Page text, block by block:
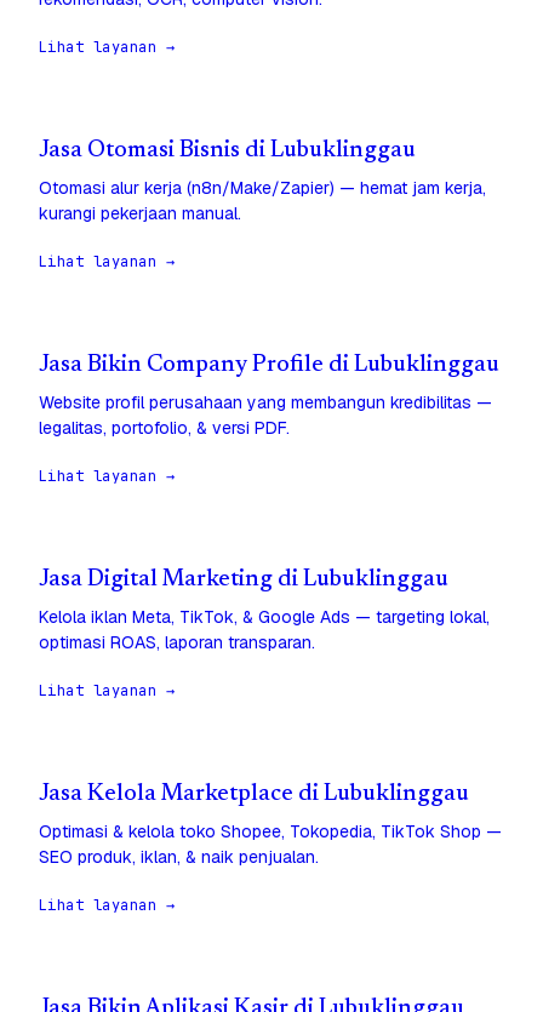
Lihat layanan →
Jasa Otomasi Bisnis di Lubuklinggau
Otomasi alur kerja (n8n/Make/Zapier) — hemat jam kerja,
kurangi pekerjaan manual.
Lihat layanan →
Jasa Bikin Company Profile di Lubuklinggau
Website profil perusahaan yang membangun kredibilitas —
legalitas, portofolio, & versi PDF.
Lihat layanan →
Jasa Digital Marketing di Lubuklinggau
Kelola iklan Meta, TikTok, & Google Ads — targeting lokal,
optimasi ROAS, laporan transparan.
Lihat layanan →
Jasa Kelola Marketplace di Lubuklinggau
Optimasi & kelola toko Shopee, Tokopedia, TikTok Shop —
SEO produk, iklan, & naik penjualan.
Lihat layanan →